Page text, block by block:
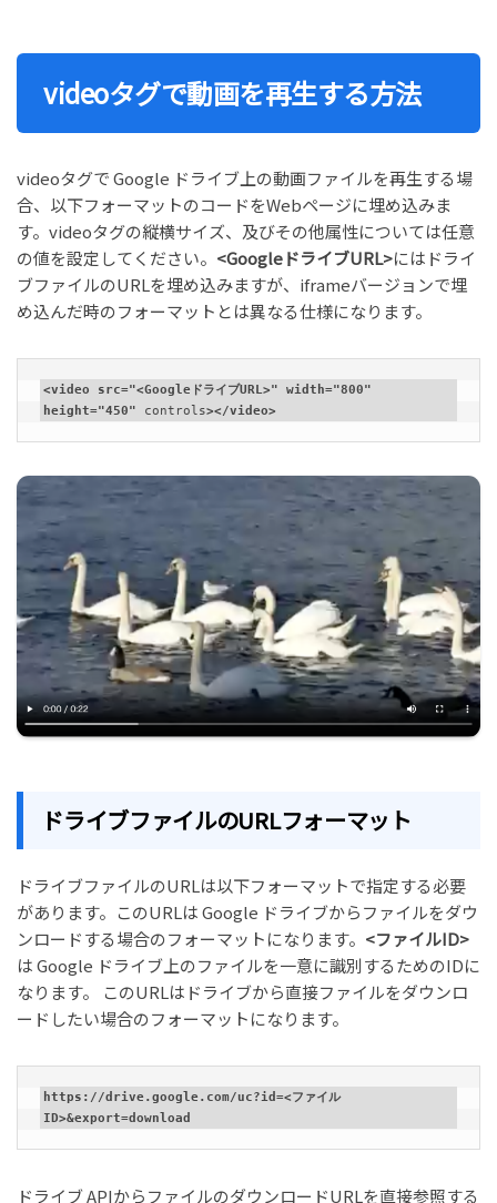
videoタグで動画を再生する方法
videoタグで Google ドライブ上の動画ファイルを再生する場
合、以下フォーマットのコードをWebページに埋め込みま
す。videoタグの縦横サイズ、及びその他属性については任意
の値を設定してください。 <GoogleドライブURL>にはドライ
ブファイルのURLを埋め込みますが、iframeバージョンで埋
め込んだ時のフォーマットとは異なる仕様になります。
<video src="<GoogleドライブURL>" width="800"
height="450" controls></video>
ドライブファイルのURLフォーマット
ドライブファイルのURLは以下フォーマットで指定する必要
があります。このURLは Google ドライブからファイルをダウ
ンロードする場合のフォーマットになります。 <ファイルID>
は Google ドライブ上のファイルを一意に識別するためのIDに
なります。 このURLはドライブから直接ファイルをダウンロ
ードしたい場合のフォーマットになります。
https://drive.google.com/uc?id=<ファイル
ID>&export=download
ドライブ APIからファイルのダウンロードURLを直接参照する